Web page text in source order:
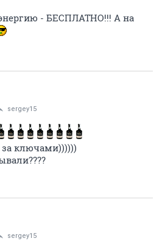
- БЕСПЛАТНО!!! А на
sergey15
за ключами))))))
sergey15